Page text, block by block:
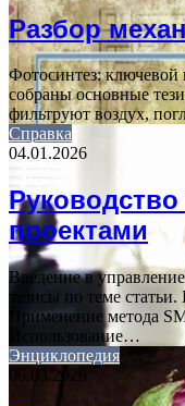
Разбор
Фотосинтез:
собраны основные
фильтруют воздух,
Справка
04.01.2026
проектами
Введение в
тезисы по теме
Применение метода
Использование…
Энциклопедия
06.03.2026